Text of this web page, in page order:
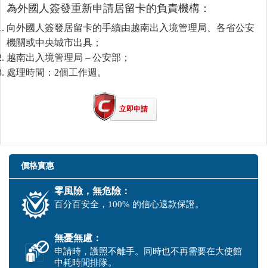
為外國人簽發重新申請居留卡的負責機構：
向外國人簽發居留卡的手續由越南出入境管理局、各省公安
機關或中央城市出具；
越南出入境管理局 – 公安部；
處理時間：2個工作週。
立即申請
價格實惠
零風險，無危險：
百分百安全，100% 的信心退款保證。
無憂無慮：
申請時，護照不離手。同時也不再需要在大使館
中耗時間排隊。